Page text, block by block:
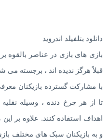
دانلود بتلفیلد اندروید
بازی های بازی در عناصر بالقوه
قبلاً هرگز ندیده اند ، برجسته
با مشارکت گسترده بازیکنان
تا از هر چرخ دنده ، وسیله
اهداف استفاده کنند. علاوه بر
و به بازیکنان سبک های مختلف